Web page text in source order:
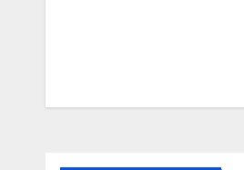
l’article